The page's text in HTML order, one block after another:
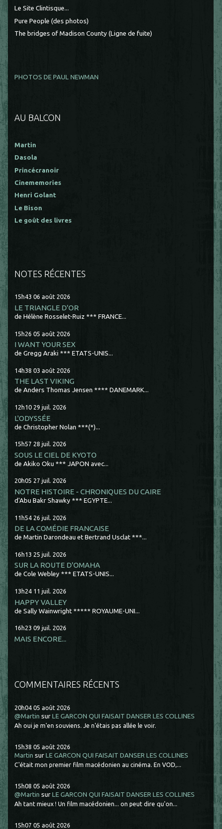
Le Site Clintisque...
Pure People (des photos)
The bridges of Madison County (Ligne de fuite)
PHOTOS DE PAUL NEWMAN
AU BALCON
Martin
Dasola
Princécranoir
Cinememories
Henri Golant
Le Bison
Le goût des livres
NOTES RÉCENTES
15h43 06 août 2026
LE TRIANGLE D'OR
de Hélène Rosselet-Ruiz *** FRANCE...
15h26 05 août 2026
I WANT YOUR SEX
de Gregg Araki *** ETATS-UNIS...
14h38 03 août 2026
THE LAST VIKING
de Anders Thomas Jensen **** DANEMARK...
12h10 29 juil. 2026
L'ODYSSÉE
de Christopher Nolan ***(*)...
15h57 28 juil. 2026
SOUS LE CIEL DE KYOTO
de Akiko Oku *** JAPON avec...
20h05 27 juil. 2026
NOTRE HISTOIRE - CHRONIQUES DU CAIRE
d'Abu Bakr Shawky *** EGYPTE...
11h54 26 juil. 2026
DE LA COMÉDIE FRANCAISE
de Martin Darondeau et Bertrand Usclat ***...
16h13 25 juil. 2026
SUR LA ROUTE D'OMAHA
de Cole Webley *** ETATS-UNIS...
13h24 11 juil. 2026
HAPPY VALLEY
de Sally Wainwright ***** ROYAUME-UNI...
16h23 09 juil. 2026
MAIS ENCORE...
COMMENTAIRES RÉCENTS
20h04 05 août 2026
@Martin surLE GARCON QUI FAISAIT DANSER LES COLLINES
Ah oui je m'en souviens. Je n'étais pas allée le voir.
15h38 05 août 2026
Martin surLE GARCON QUI FAISAIT DANSER LES COLLINES
C'était mon premier film macédonien au cinéma. En VOD,...
15h08 05 août 2026
@Martin surLE GARCON QUI FAISAIT DANSER LES COLLINES
Ah tant mieux ! Un film macédonien... on peut dire qu'on...
15h07 05 août 2026